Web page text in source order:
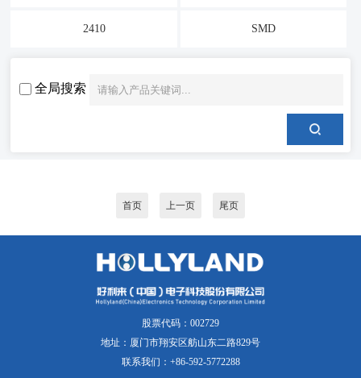
2410 SMD
全局搜索
首页 上一页 尾页
股票代码：002729
地址：厦门市翔安区舫山东二路829号
联系我们：+86-592-5772288